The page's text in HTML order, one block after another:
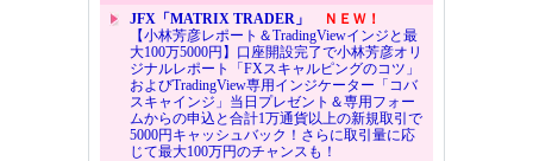
JFX「MATRIX TRADER」
ＮＥＷ！
【小林芳彦レポート＆TradingViewインジと最
大100万5000円】口座開設完了で小林芳彦オリ
ジナルレポート「FXスキャルピングのコツ」
およびTradingView専用インジケーター「コバ
スキャインジ」当日プレゼント＆専用フォー
ムからの申込と合計1万通貨以上の新規取引で
5000円キャッシュバック！さらに取引量に応
じて最大100万円のチャンスも！